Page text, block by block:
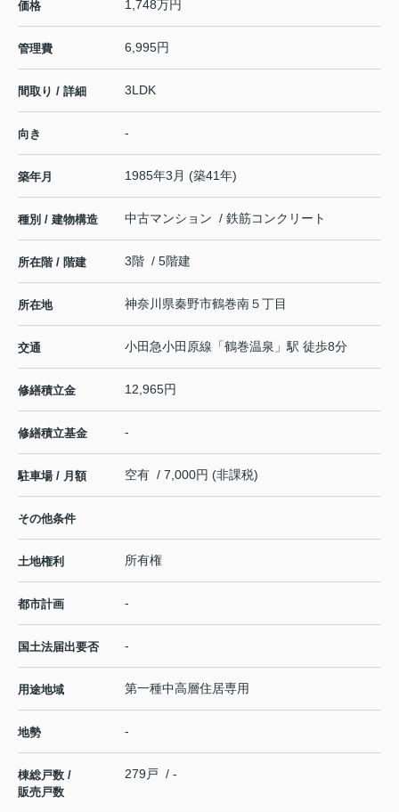
価格 1,748万円
管理費 6,995円
間取り / 詳細 3LDK
向き -
築年月 1985年3月 (築41年)
種別 / 建物構造 中古マンション / 鉄筋コンクリート
所在階 / 階建 3階 / 5階建
所在地 神奈川県秦野市鶴巻南５丁目
交通 小田急小田原線 「鶴巻温泉 」駅 徒歩8分
修繕積立金 12,965円
修繕積立基金 -
駐車場 / 月額 空有 / 7,000円 (非課税)
その他条件
土地権利 所有権
都市計画 -
国土法届出要否 -
用途地域 第一種中高層住居専用
地勢 -
棟総戸数 /
販売戸数
279戸 / -